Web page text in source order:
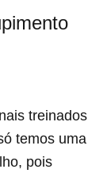
treinados
temos uma
pois